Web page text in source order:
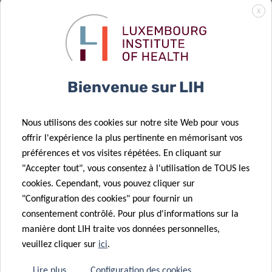
02 Fév 2026
Résultats de
FNR 2025
de grippe au
Luxembourg à
usées
14 Jan 2026
met en lumière
la séquence
à l’origine des
allergies
alimentaires
08 Jan 2026
Akkermansia
ami ou ennemi
?
01 Déc 2025
La recherche
17 Oct 2025
Nouvel
éditorial du DII
:
l’environnement
immunitaire
dans les
X
Bienvenue sur LIH
Nous utilisons des cookies sur notre site Web pour vous
offrir l'expérience la plus pertinente en mémorisant vos
préférences et vos visites répétées. En cliquant sur
"Accepter tout", vous consentez à l'utilisation de TOUS les
cookies. Cependant, vous pouvez cliquer sur
"Configuration des cookies" pour fournir un
consentement contrôlé. Pour plus d'informations sur la
manière dont LIH traite vos données personnelles,
veuillez cliquer sur ici.